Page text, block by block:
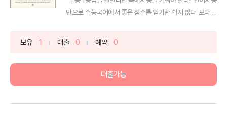
만으로 수능국어에서 좋은 점수를 얻기란 쉽지 않다. 보다
보유 1 대출 0 예약 0
대출가능